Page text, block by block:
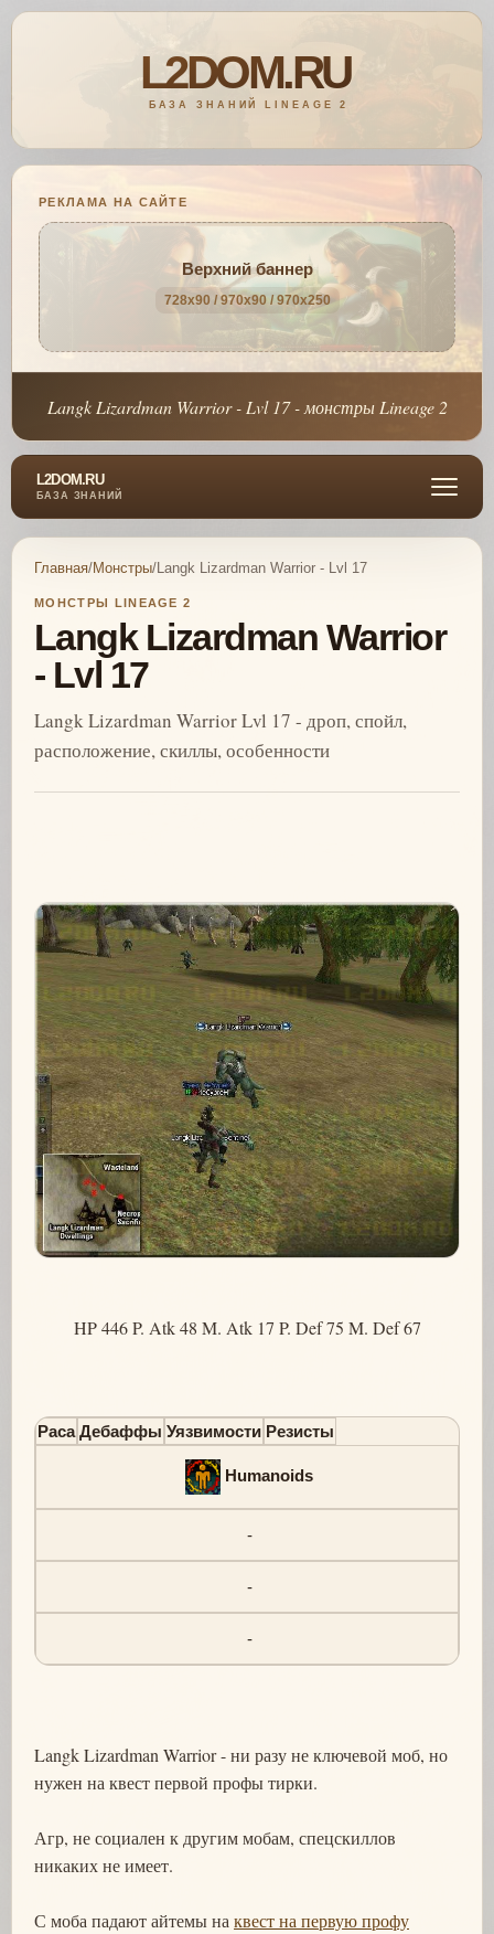
РЕКЛАМА НА САЙТЕ
Верхний баннер
728x90 / 970x90 / 970x250
Langk Lizardman Warrior - Lvl 17 - монстры Lineage 2
L2DOM.RU
БАЗА ЗНАНИЙ
Главная/Монстры/Langk Lizardman Warrior - Lvl 17
МОНСТРЫ LINEAGE 2
Langk Lizardman Warrior
- Lvl 17
Langk Lizardman Warrior Lvl 17 - дроп, спойл,
расположение, скиллы, особенности
HP 446 P. Atk 48 M. Atk 17 P. Def 75 M. Def 67
Раса Дебаффы Уязвимости Резисты
Humanoids
-
-
-
Langk Lizardman Warrior - ни разу не ключевой моб, но
нужен на квест первой профы тирки.
Агр, не социален к другим мобам, спецскиллов
никаких не имеет.
С моба падают айтемы на квест на первую профу